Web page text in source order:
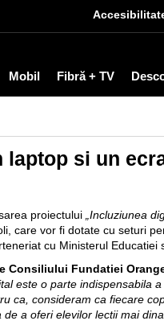
Mobil Fibră + TV
laptop si un
proiectului „Incluziunea
care vor fi dotate cu seturi
cu Ministerul
Consiliului Fundatiei
este o parte indispensabila
ca, consideram ca fiecare
a oferi elevilor lectii mai